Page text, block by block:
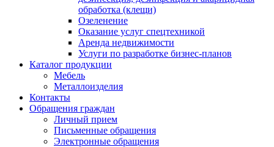
обработка (клещи)
Озеленение
Оказание услуг спецтехникой
Аренда недвижимости
Услуги по разработке бизнес-планов
Каталог продукции
Мебель
Металлоизделия
Контакты
Обращения граждан
Личный прием
Письменные обращения
Электронные обращения